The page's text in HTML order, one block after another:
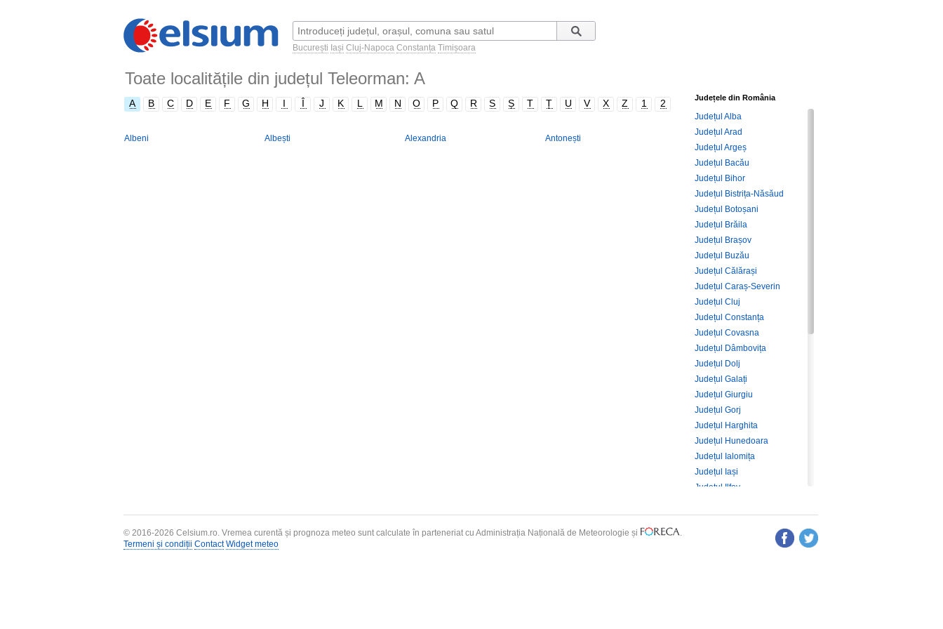
București Iași Cluj-Napoca Constanța Timișoara
Toate localitățile din județul Teleorman: A
A B C D E F G H I Î J K L M N O P Q R S Ș T Ț U V X Z 1 2
Albeni Albești Alexandria Antonești
Județele din România
Județul Alba
Județul Arad
Județul Argeș
Județul Bacău
Județul Bihor
Județul Bistrița-Năsăud
Județul Botoșani
Județul Brăila
Județul Brașov
Județul Buzău
Județul Călărași
Județul Caraș-Severin
Județul Cluj
Județul Constanța
Județul Covasna
Județul Dâmbovița
Județul Dolj
Județul Galați
Județul Giurgiu
Județul Gorj
Județul Harghita
Județul Hunedoara
Județul Ialomița
Județul Iași
Județul Ilfov
Județul Mehedinți
© 2016-2026 Celsium.ro. Vremea curentă și prognoza meteo sunt calculate în parteneriat cu Administrația Națională de Meteorologie și
.
Termeni și condiții Contact Widget meteo